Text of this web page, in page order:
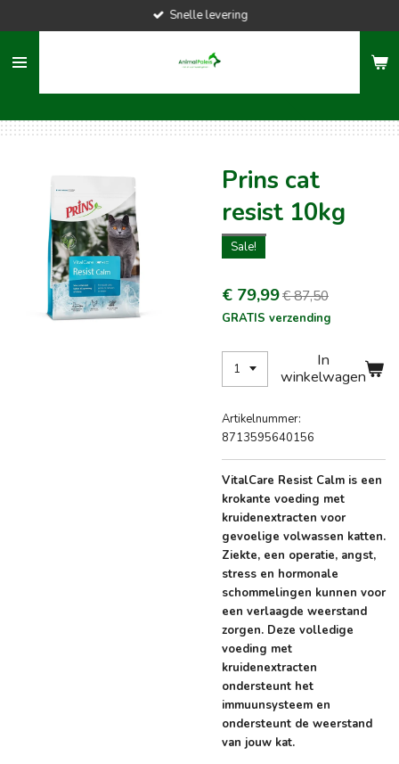
naar
hoofdinhoud
Snelle levering
Prins cat
resist 10kg
Sale!
€ 79,99€ 87,50
GRATIS verzending
In
winkelwagen
Artikelnummer:
8713595640156
VitalCare Resist Calm is een
krokante voeding met
kruidenextracten voor
gevoelige volwassen katten.
Ziekte, een operatie, angst,
stress en hormonale
schommelingen kunnen voor
een verlaagde weerstand
zorgen. Deze volledige
voeding met
kruidenextracten
ondersteunt het
immuunsysteem en
ondersteunt de weerstand
van jouw kat.